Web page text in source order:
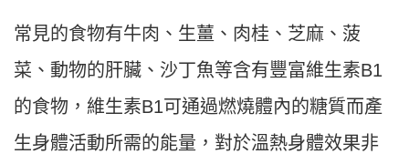
常見的食物有牛肉、生薑、肉桂、芝麻、菠
菜、動物的肝臟、沙丁魚等含有豐富維生素B1
的食物，維生素B1可通過燃燒體內的糖質而產
生身體活動所需的能量，對於溫熱身體效果非